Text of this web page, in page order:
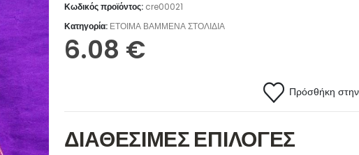
Κωδικός προϊόντος: cre00021
Κατηγορία: ΕΤΟΙΜΑ ΒΑΜΜΕΝΑ ΣΤΟΛΙΔΙΑ
6.08 €
Πρόσθήκη στην
ΔΙΑΘΕΣΙΜΕΣ ΕΠΙΛΟΓΕΣ